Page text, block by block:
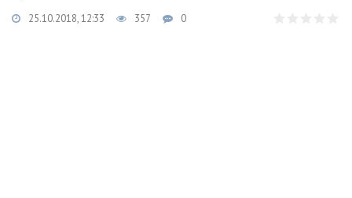
25.10.2018, 12:33 357 0